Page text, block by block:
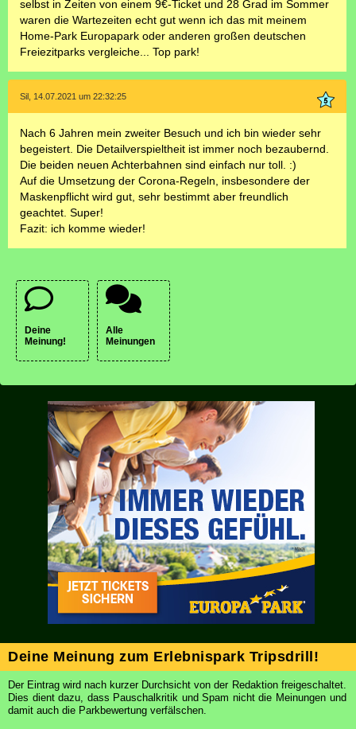
selbst in Zeiten von einem 9€-Ticket und 28 Grad im Sommer
waren die Wartezeiten echt gut wenn ich das mit meinem
Home-Park Europapark oder anderen großen deutschen
Freiezitparks vergleiche... Top park!
Sil, 14.07.2021 um 22:32:25
Nach 6 Jahren mein zweiter Besuch und ich bin wieder sehr
begeistert. Die Detailverspieltheit ist immer noch bezaubernd.
Die beiden neuen Achterbahnen sind einfach nur toll. :)
Auf die Umsetzung der Corona-Regeln, insbesondere der
Maskenpflicht wird gut, sehr bestimmt aber freundlich
geachtet. Super!
Fazit: ich komme wieder!
Deine
Meinung!
Alle
Meinungen
Deine Meinung zum Erlebnispark Tripsdrill!
Der Eintrag wird nach kurzer Durchsicht von der Redaktion freigeschaltet.
Dies dient dazu, dass Pauschalkritik und Spam nicht die Meinungen und
damit auch die Parkbewertung verfälschen.